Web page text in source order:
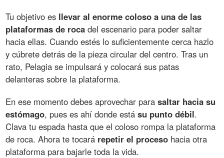
Tu objetivo es llevar al enorme coloso a una de las
plataformas de roca del escenario para poder saltar
hacia ellas. Cuando estés lo suficientemente cerca hazlo
y cúbrete detrás de la pieza circular del centro. Tras un
rato, Pelagia se impulsará y colocará sus patas
delanteras sobre la plataforma.
En ese momento debes aprovechar parasaltar hacia su
estómago, pues es ahí donde estásu punto débil.
Clava tu espada hasta que el coloso rompa la plataforma
de roca. Ahora te tocará repetir el proceso hacia otra
plataforma para bajarle toda la vida.